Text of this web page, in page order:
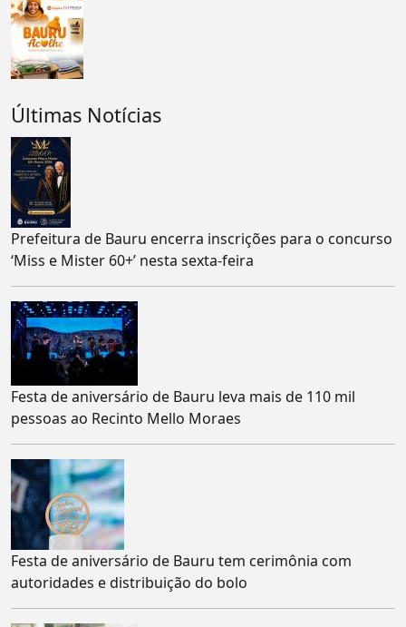
Últimas Notícias
Prefeitura de Bauru encerra inscrições para o concurso
‘Miss e Mister 60+’ nesta sexta-feira
Festa de aniversário de Bauru leva mais de 110 mil
pessoas ao Recinto Mello Moraes
Festa de aniversário de Bauru tem cerimônia com
autoridades e distribuição do bolo